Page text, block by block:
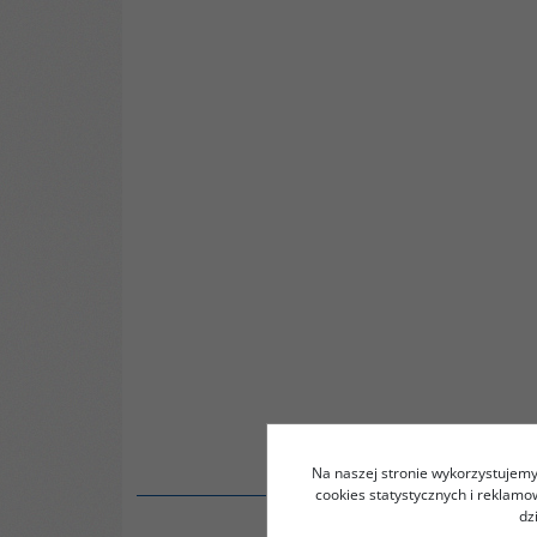
Na naszej stronie
cookies statystycznych i